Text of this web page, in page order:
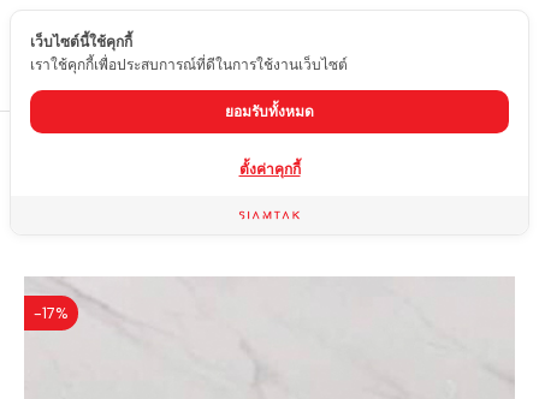
TH
หินอ่อนเทียม
-17%
เว็บไซต์นี้ใช้คุกกี้
เราใช้คุกกี้เพื่อประสบการณ์ที่ดีในการใช้งานเว็บไซต์
ยอมรับทั้งหมด
ตั้งค่าคุกกี้